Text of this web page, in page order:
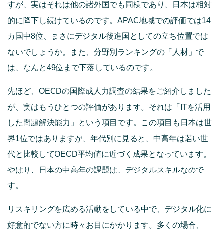
すが、実はそれは他の諸外国でも同様であり、日本は相対
的に降下し続けているのです。APAC地域での評価では14
カ国中8位、まさにデジタル後進国としての立ち位置では
ないでしょうか。また、分野別ランキングの「人材」で
は、なんと49位まで下落しているのです。
先ほど、OECDの国際成人力調査の結果をご紹介しました
が、実はもうひとつの評価があります。それは「ITを活用
した問題解決能力」という項目です。この項目も日本は世
界1位ではありますが、年代別に見ると、中高年は若い世
代と比較してOECD平均値に近づく成果となっています。
やはり、日本の中高年の課題は、デジタルスキルなので
す。
リスキリングを広める活動をしている中で、デジタル化に
好意的でない方に時々お目にかかります。多くの場合、